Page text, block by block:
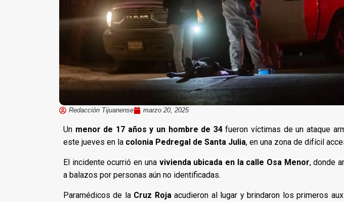
Redacción Tijuanense marzo 20, 2025
Un menor de 17 años y un hombre de 34fueron víctimas de un ataque
este jueves en la colonia Pedregal de Santa Julia, en una zona de difícil
El incidente ocurrió en una vivienda ubicada en la calle Osa Menor, donde
a balazos por personas aún no identificadas.
Paramédicos de la Cruz Rojaacudieron al lugar y brindaron los primeros